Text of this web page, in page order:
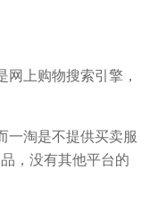
上购物搜索引擎，
一淘是不提供买卖服
，没有其他平台的